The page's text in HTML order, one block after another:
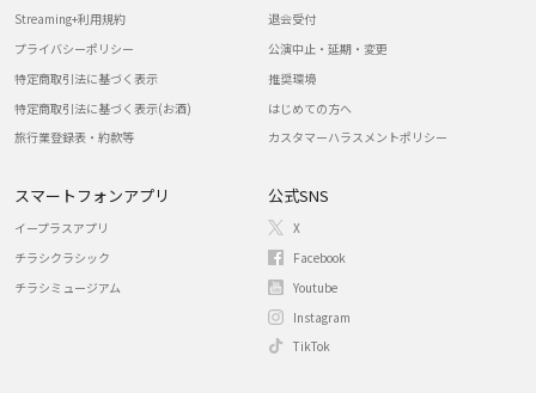
Streaming+利用規約
プライバシーポリシー
特定商取引法に基づく表示
特定商取引法に基づく表示(お酒)
旅行業登録表・約款等
退会受付
公演中止・延期・変更
推奨環境
はじめての方へ
カスタマーハラスメントポリシー
スマートフォンアプリ
イープラスアプリ
チラシクラシック
チラシミュージアム
公式SNS
X
Facebook
Youtube
Instagram
TikTok